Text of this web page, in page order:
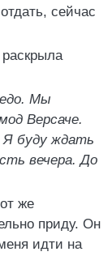
сейчас
Мы
Версаче.
Я буду ждать
вечера. До
же
приду. Он
идти на